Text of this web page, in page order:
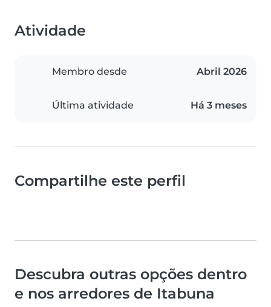
Atividade
Membro desde Abril 2026
Última atividade Há 3 meses
Compartilhe este perfil
Descubra outras opções dentro
e nos arredores de Itabuna